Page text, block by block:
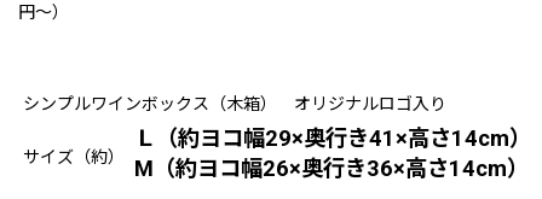
円〜）
シンプルワインボックス（木箱） オリジナルロゴ入り
サイズ（約）
Ｌ（約ヨコ幅29×奥行き41×高さ14cm）
M（約ヨコ幅26×奥行き36×高さ14cm）